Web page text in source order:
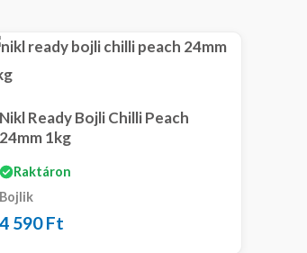
Nikl Ready Bojli Chilli Peach
24mm 1kg
Raktáron
Bojlik
4 590Ft